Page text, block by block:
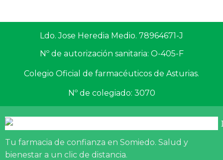
Ldo. Jose Heredia Medio. 78964671-J
Nº de autorización sanitaria: O-405-F
Colegio Oficial de farmacéuticos de Asturias.
Nº de colegiado: 3070
Tu farmacia de confianza en Somiedo. Salud y
bienestar a un clic de distancia.